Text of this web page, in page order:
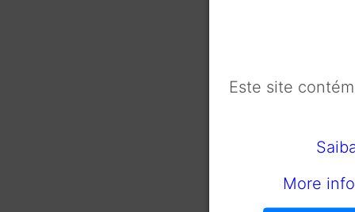
Este site
More